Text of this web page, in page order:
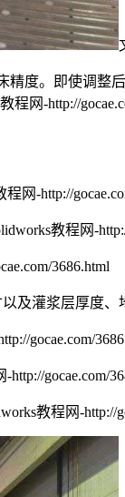
度。即使调整
程网-http://
网-http://
教程网-
3686.html
及灌浆层厚度、
gocae.com/
gocae.com/
教程网-http://